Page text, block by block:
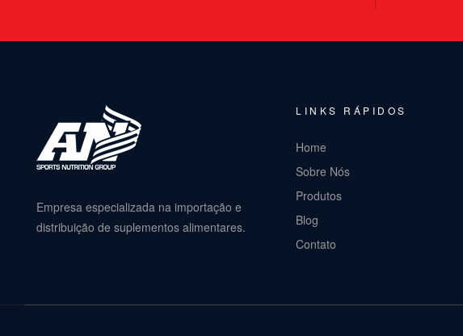
Empresa especializada na importação e
distribuição de suplementos alimentares.
LINKS RÁPIDOS
Home
Sobre Nós
Produtos
Blog
Contato